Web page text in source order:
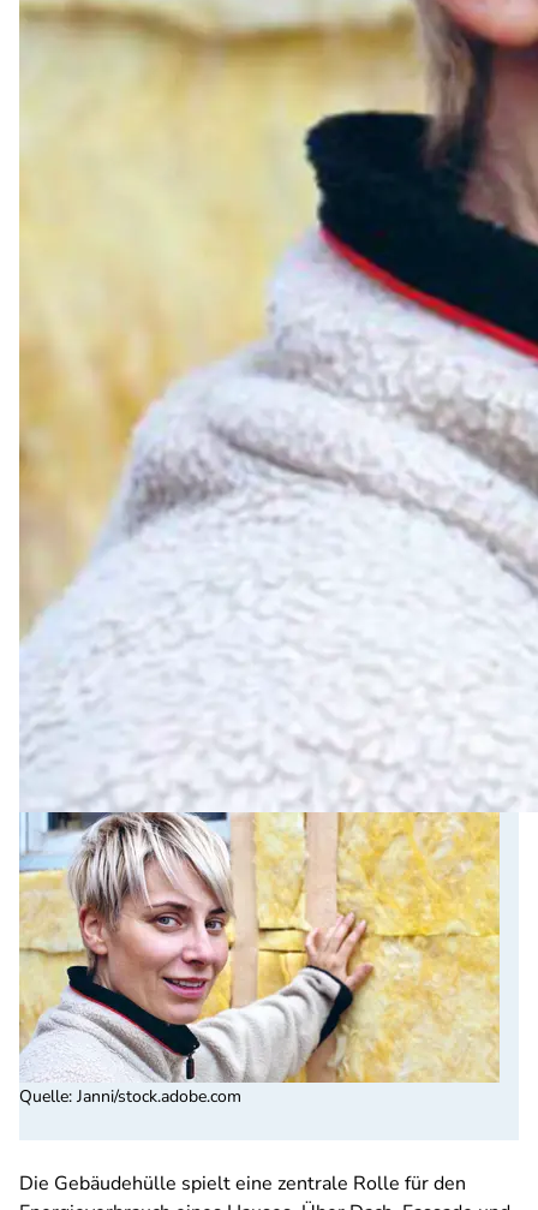
Quelle: Janni/stock.adobe.com
Die Gebäudehülle spielt eine zentrale Rolle für den